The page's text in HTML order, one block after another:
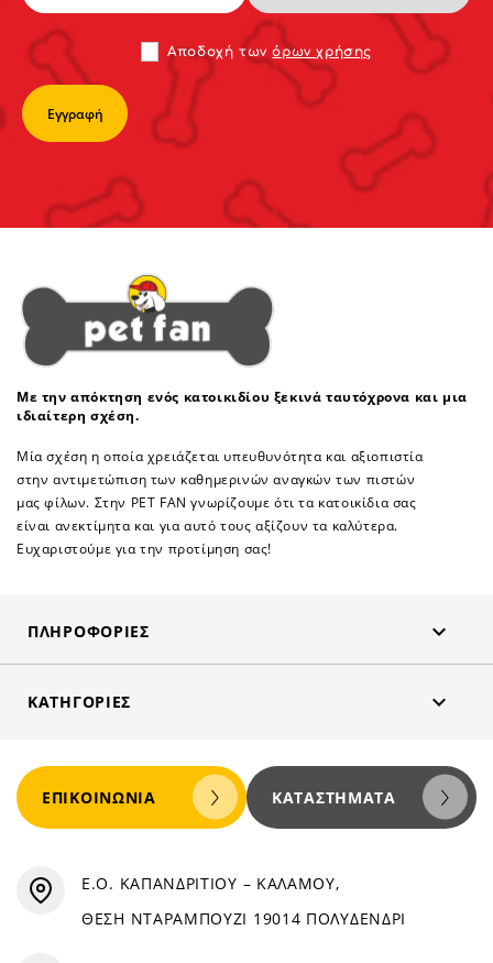
Αποδoχή τωνόρων χρήσης
Με την απόκτηση ενός κατοικιδίου ξεκινά ταυτόχρονα και μια
ιδιαίτερη σχέση.
Μία σχέση η οποία χρειάζεται υπευθυνότητα και αξιοπιστία
στην αντιμετώπιση των καθημερινών αναγκών των πιστών
μας φίλων. Στην PET FAN γνωρίζουμε ότι τα κατοικίδια σας
είναι ανεκτίμητα και για αυτό τους αξίζουν τα καλύτερα.
Ευχαριστούμε για την προτίμηση σας!
ΠΛΗΡΟΦΟΡΊΕΣ 
ΚΑΤΗΓΟΡΊΕΣ 
ΕΠΙΚΟΙΝΩΝΊΑ ΚΑΤΑΣΤΉΜΑΤΑ
Ε.Ο. ΚΑΠΑΝΔΡΙΤΙΟΥ – ΚΑΛΑΜΟΥ,
ΘΕΣΗ ΝΤΑΡΑΜΠΟΥΖΙ 19014 ΠΟΛΥΔΕΝΔΡΙ